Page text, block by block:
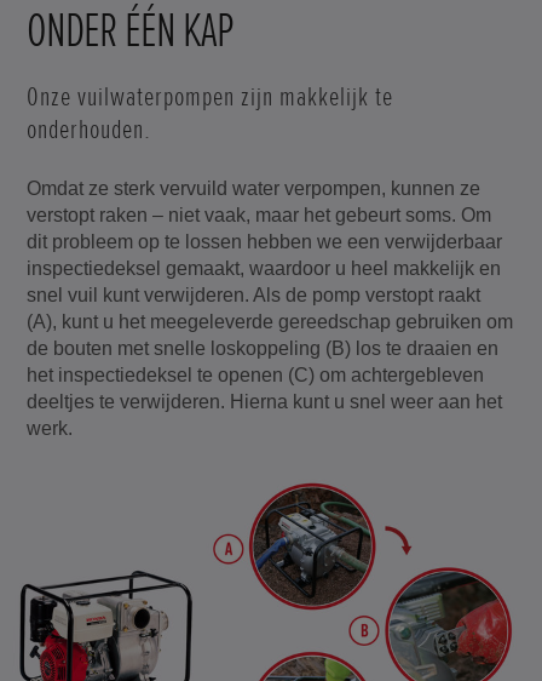
ONDER ÉÉN KAP
Onze vuilwaterpompen zijn makkelijk te
onderhouden.
Omdat ze sterk vervuild water verpompen, kunnen ze
verstopt raken – niet vaak, maar het gebeurt soms. Om
dit probleem op te lossen hebben we een verwijderbaar
inspectiedeksel gemaakt, waardoor u heel makkelijk en
snel vuil kunt verwijderen. Als de pomp verstopt raakt
(A), kunt u het meegeleverde gereedschap gebruiken om
de bouten met snelle loskoppeling (B) los te draaien en
het inspectiedeksel te openen (C) om achtergebleven
deeltjes te verwijderen. Hierna kunt u snel weer aan het
werk.